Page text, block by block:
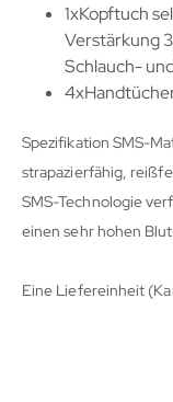
1xKopftuch
Verstärkung
Schlauch-
Spezifikation SMS-
strapazierfähig,
SMS-Technologie
einen sehr hohen
Eine Liefereinheit